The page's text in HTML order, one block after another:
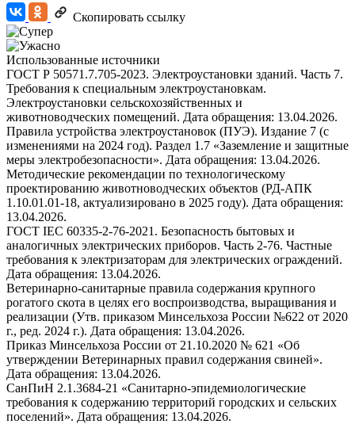
Скопировать ссылку
Использованные источники
ГОСТ Р 50571.7.705-2023. Электроустановки зданий. Часть 7.
Требования к специальным электроустановкам.
Электроустановки сельскохозяйственных и
животноводческих помещений. Дата обращения: 13.04.2026.
Правила устройства электроустановок (ПУЭ). Издание 7 (с
изменениями на 2024 год). Раздел 1.7 «Заземление и защитные
меры электробезопасности». Дата обращения: 13.04.2026.
Методические рекомендации по технологическому
проектированию животноводческих объектов (РД-АПК
1.10.01.01-18, актуализировано в 2025 году). Дата обращения:
13.04.2026.
ГОСТ IEC 60335-2-76-2021. Безопасность бытовых и
аналогичных электрических приборов. Часть 2-76. Частные
требования к электризаторам для электрических ограждений.
Дата обращения: 13.04.2026.
Ветеринарно-санитарные правила содержания крупного
рогатого скота в целях его воспроизводства, выращивания и
реализации (Утв. приказом Минсельхоза России №622 от 2020
г., ред. 2024 г.). Дата обращения: 13.04.2026.
Приказ Минсельхоза России от 21.10.2020 № 621 «Об
утверждении Ветеринарных правил содержания свиней».
Дата обращения: 13.04.2026.
СанПиН 2.1.3684-21 «Санитарно-эпидемиологические
требования к содержанию территорий городских и сельских
поселений». Дата обращения: 13.04.2026.